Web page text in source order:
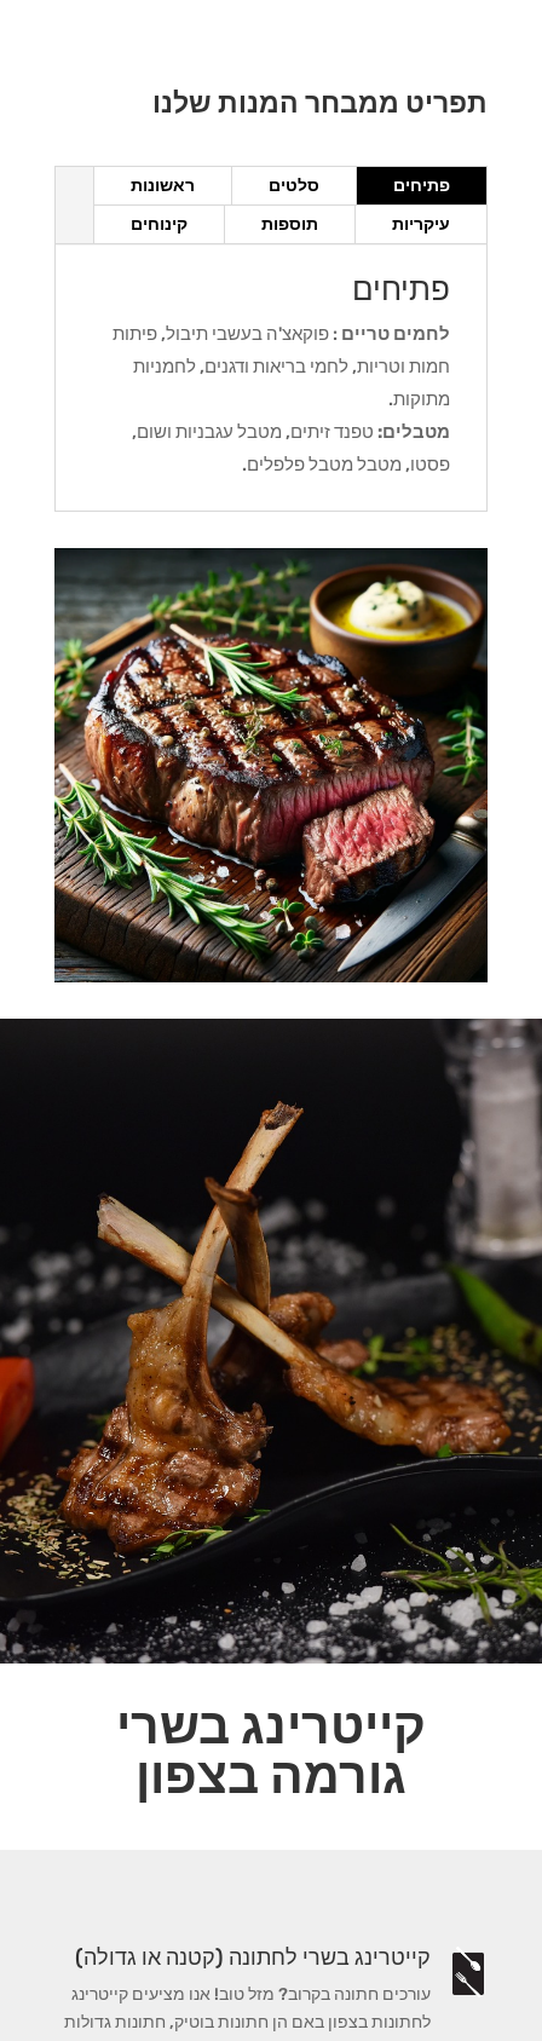
תפריט ממבחר המנות שלנו
פתיחים סלטים
ראשונות
עיקריות
תוספות קינוחים
פתיחים
לחמים טריים : פוקאצ'ה בעשבי תיבול, פיתות
חמות וטריות, לחמי בריאות ודגנים, לחמניות
מתוקות.
מטבלים: טפנד זיתים, מטבל עגבניות ושום,
פסטו, מטבל מטבל פלפלים.
קייטרינג בשרי
גורמה בצפון
קייטרינג בשרי לחתונה (קטנה או גדולה)
עורכים חתונה בקרוב? מזל טוב! אנו מציעים קייטרינג
לחתונות בצפון באם הן חתונות בוטיק, חתונות גדולות